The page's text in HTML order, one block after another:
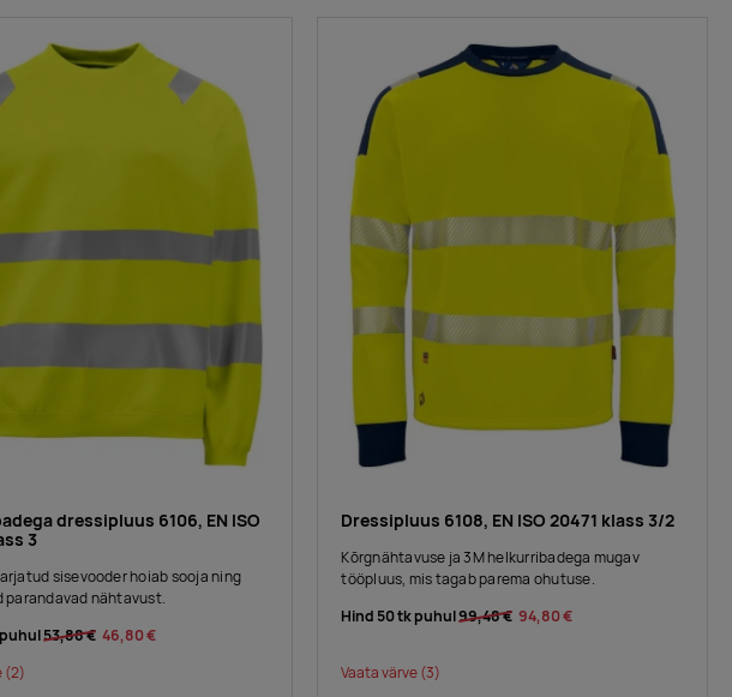
dressipluus 6106, EN ISO
3
sisevooder hoiab sooja ning
parandavad nähtavust.
puhul53,88 € 46,80 €
(2)
Dressipluus 6108, EN ISO 20471 klass 3/2
Kõrgnähtavuse ja 3M helkurribadega mugav
tööpluus, mis tagab parema ohutuse.
Hind 50 tk puhul99,48 € 94,80 €
Vaata värve(3)